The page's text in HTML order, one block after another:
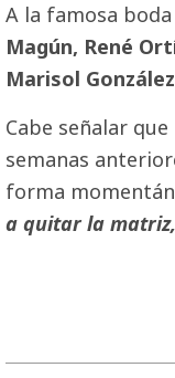
A la famosa
Magún, René
Marisol
Cabe señalar
semanas
forma
a quitar la